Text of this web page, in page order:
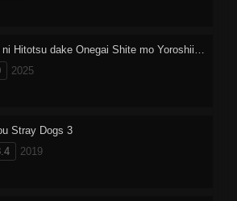
2025
Stray Dogs 3
2019